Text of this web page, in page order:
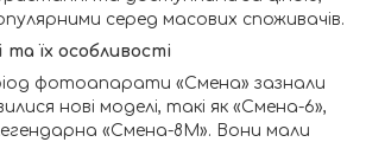
серед масових споживачів.
та їх особливості
фотоапарати «Смена» зазнали
нові моделі, такі як «Смена-6»,
«Смена-8М». Вони мали